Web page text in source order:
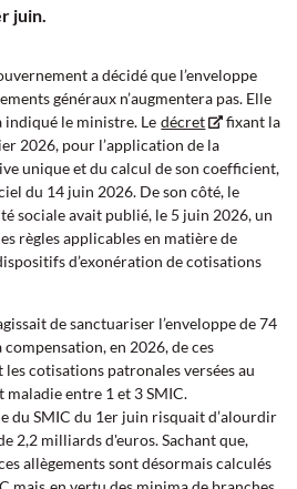
juin.
a décidé que l’enveloppe
généraux n’augmentera pas. Elle
indiqué le ministre. Le décret
fixant la
2026, pour l’application de la
unique et du calcul de son coefficient,
du 14 juin 2026. De son côté, le
sociale avait publié, le 5 juin 2026, un
règles applicables en matière de
d’exonération de cotisations
de sanctuariser l’enveloppe de 74
en 2026, de ces
cotisations patronales versées au
entre 1 et 3 SMIC.
du SMIC du 1er juin risquait d’alourdir
2,2 milliards d'euros. Sachant que,
allègements sont désormais calculés